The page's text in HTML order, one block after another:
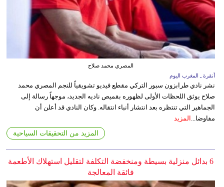
المصري محمد صلاح
أنقرة ـ المغرب اليوم
نشر نادي طرابزون سبور التركي مقطع فيديو تشويقياً للنجم المصري محمد
صلاح يوثق اللحظات الأولى لظهوره بقميص ناديه الجديد، موجهاً رسالة إلى
الجماهير التي تنتظره بعد انتشار أنباء انتقاله. وكان النادي قد أعلن أن
مفاوضا... المزيد
المزيد من التحقيقات السياحية
6 بدائل منزلية بسيطة ومنخفضة التكلفة لتقليل استهلاك الأطعمة
فائقة المعالجة